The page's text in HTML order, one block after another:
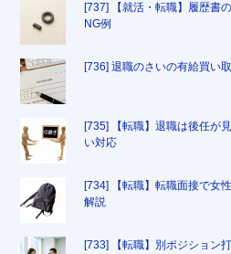
[737] 【就活・転職】履歴書
NG例
[736] 退職のさいの有給買い
[735] 【転職】退職は後任が
い対応
[734] 【転職】転職面接で女
解説
[733] 【転職】別ポジション